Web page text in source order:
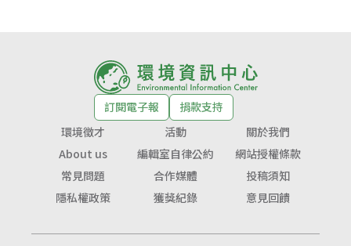
訂閱電子報
捐款支持
環境徵才
活動
關於我們
About us
編輯室自律公約
網站授權條款
常見問題
合作媒體
投稿須知
隱私權政策
獲獎紀錄 意見回饋